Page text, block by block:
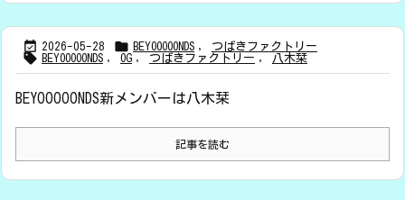
 2026-05-28  BEYOOOOONDS , つばきファクトリー
 BEYOOOOONDS , OG , つばきファクトリー , 八木栞
BEYOOOOONDS新メンバーは八木栞
記事を読む